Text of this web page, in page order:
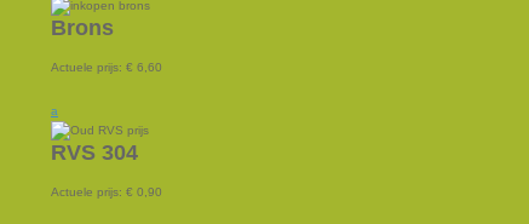
Brons
Actuele prijs: € 6,60
a
RVS 304
Actuele prijs: € 0,90